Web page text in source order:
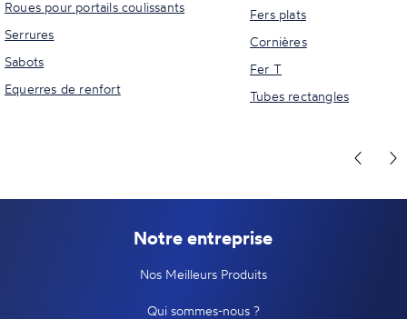
Roues pour portails coulissants
Serrures
Sabots
Equerres de renfort
Fers plats
Cornières
Fer T
Tubes rectangles
Notre entreprise
Nos Meilleurs Produits
Qui sommes-nous ?